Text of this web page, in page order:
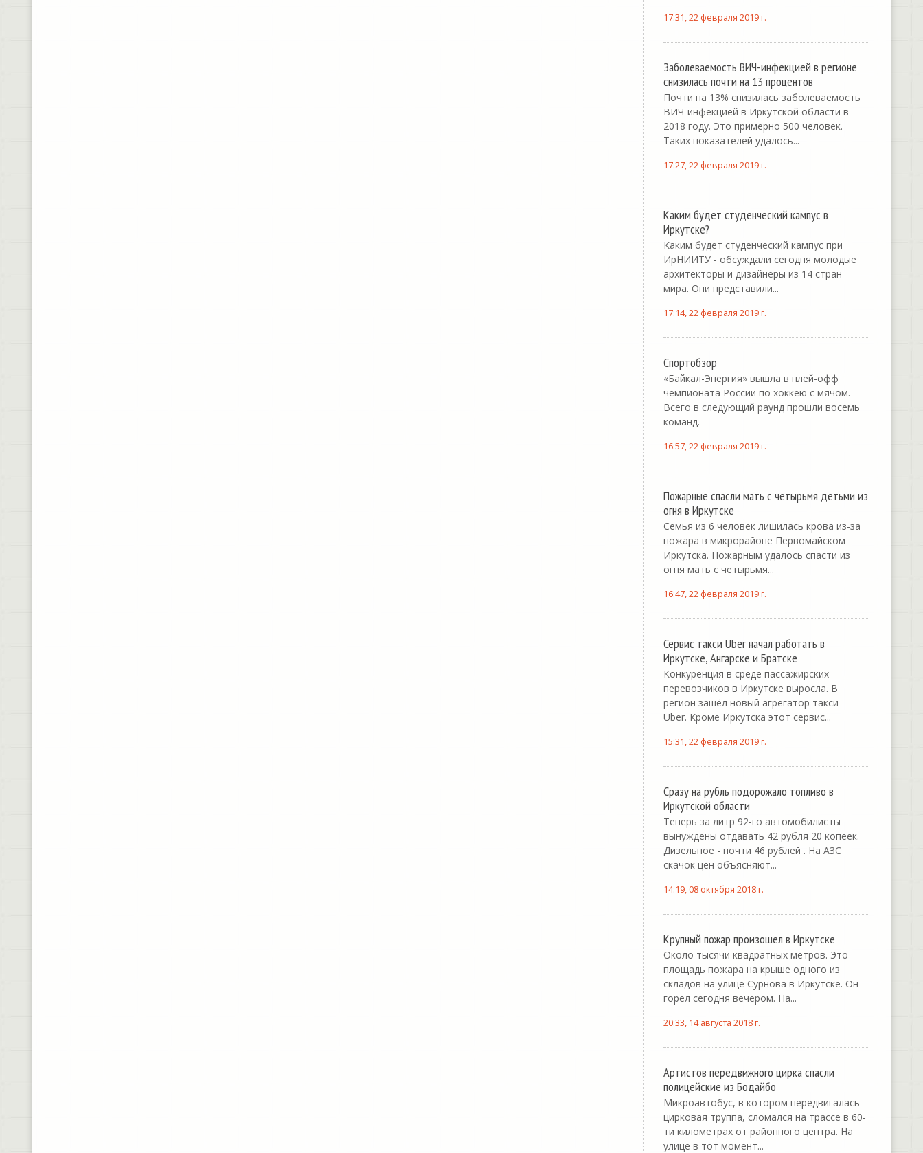
17:31, 22 февраля 2019 г.
Заболеваемость ВИЧ-инфекцией в регионе
снизилась почти на 13 процентов
Почти на 13% снизилась заболеваемость
ВИЧ-инфекцией в Иркутской области в
2018 году. Это примерно 500 человек.
Таких показателей удалось...
17:27, 22 февраля 2019 г.
Каким будет студенческий кампус в
Иркутске?
Каким будет студенческий кампус при
ИрНИИТУ - обсуждали сегодня молодые
архитекторы и дизайнеры из 14 стран
мира. Они представили...
17:14, 22 февраля 2019 г.
Спортобзор
«Байкал-Энергия» вышла в плей-офф
чемпионата России по хоккею с мячом.
Всего в следующий раунд прошли восемь
команд.
16:57, 22 февраля 2019 г.
Пожарные спасли мать с четырьмя детьми из
огня в Иркутске
Семья из 6 человек лишилась крова из-за
пожара в микрорайоне Первомайском
Иркутска. Пожарным удалось спасти из
огня мать с четырьмя...
16:47, 22 февраля 2019 г.
Сервис такси Uber начал работать в
Иркутске, Ангарске и Братске
Конкуренция в среде пассажирских
перевозчиков в Иркутске выросла. В
регион зашёл новый агрегатор такси -
Uber. Кроме Иркутска этот сервис...
15:31, 22 февраля 2019 г.
Сразу на рубль подорожало топливо в
Иркутской области
Теперь за литр 92-го автомобилисты
вынуждены отдавать 42 рубля 20 копеек.
Дизельное - почти 46 рублей . На АЗС
скачок цен объясняют...
14:19, 08 октября 2018 г.
Крупный пожар произошел в Иркутске
Около тысячи квадратных метров. Это
площадь пожара на крыше одного из
складов на улице Сурнова в Иркутске. Он
горел сегодня вечером. На...
20:33, 14 августа 2018 г.
Артистов передвижного цирка спасли
полицейские из Бодайбо
Микроавтобус, в котором передвигалась
цирковая труппа, сломался на трассе в 60-
ти километрах от районного центра. На
улице в тот момент...